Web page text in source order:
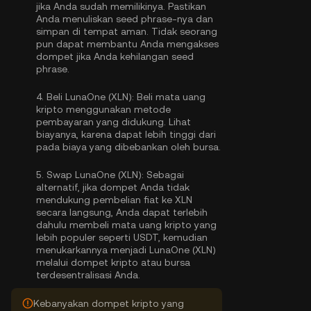
jika Anda sudah memilikinya. Pastikan
Anda menuliskan seed phrase-nya dan
simpan di tempat aman. Tidak seorang
pun dapat membantu Anda mengakses
dompet jika Anda kehilangan seed
phrase.
4. Beli LunaOne (XLN): Beli mata uang
kripto menggunakan metode
pembayaran yang didukung. Lihat
biayanya, karena dapat lebih tinggi dari
pada biaya yang dibebankan oleh bursa.
5. Swap LunaOne (XLN): Sebagai
alternatif, jika dompet Anda tidak
mendukung pembelian fiat ke XLN
secara langsung, Anda dapat terlebih
dahulu membeli mata uang kripto yang
lebih populer seperti USDT, kemudian
menukarkannya menjadi LunaOne (XLN)
melalui dompet kripto atau bursa
terdesentralisasi Anda.
Kebanyakan dompet kripto yang